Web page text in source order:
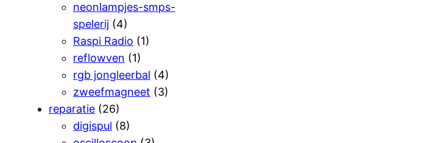
neonlampjes-smps-
spelerij (4)
Raspi Radio (1)
reflowven (1)
rgb jongleerbal (4)
zweefmagneet (3)
reparatie (26)
digispul (8)